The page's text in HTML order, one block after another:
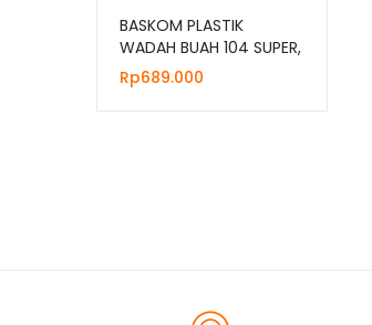
BASKOM PLASTIK
WADAH BUAH 104 SUPER,
JUAL HARGA GROSIR
MURAH
Rp689.000